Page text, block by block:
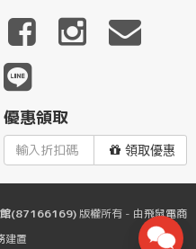
優惠領取
領取優惠
館(87166169)版權所有 - 由飛鼠電商
建置